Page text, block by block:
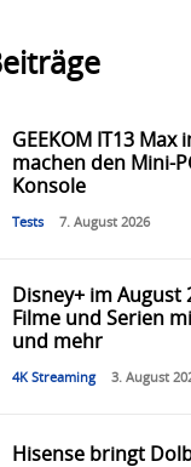
GEEKOM IT13 Max
machen den Mini-
Konsole
Tests 7. August 2026
Disney+ im August
Filme und Serien
und mehr
4K Streaming 3. August
Hisense bringt